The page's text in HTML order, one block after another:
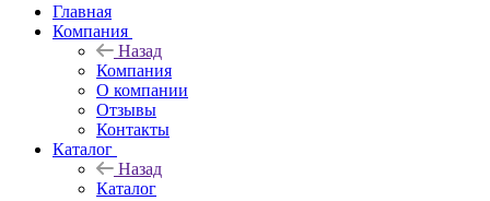
Главная
Компания
Назад
Компания
О компании
Отзывы
Контакты
Каталог
Назад
Каталог